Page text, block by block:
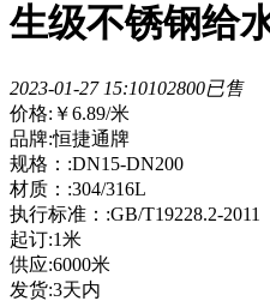
生级不锈钢给
2023-01-27 15:10102800已售
价格: ￥6.89/米
品牌:恒捷通牌
规格：:DN15-DN200
材质：:304/316L
执行标准：:GB/T19228.2-2011
起订:1米
供应:6000米
发货:3天内